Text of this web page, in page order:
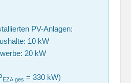
PV-Anlagen:
10 kW
20 kW
EZA,ges = 330 kW)